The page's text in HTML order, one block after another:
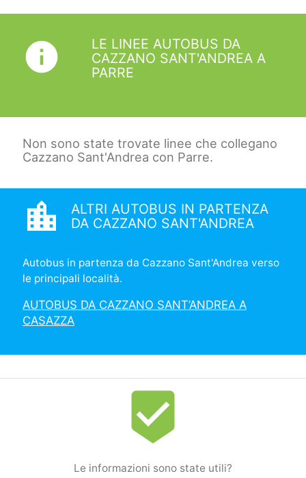
info
LE LINEE AUTOBUS DA
CAZZANO SANT'ANDREA A
PARRE
Non sono state trovate linee che collegano
Cazzano Sant'Andrea con Parre.
location_city
ALTRI AUTOBUS IN PARTENZA
DA CAZZANO SANT'ANDREA
Autobus in partenza da Cazzano Sant'Andrea verso
le principali località.
AUTOBUS DA CAZZANO SANT’ANDREA A
CASAZZA
beenhere
Le informazioni sono state utili?